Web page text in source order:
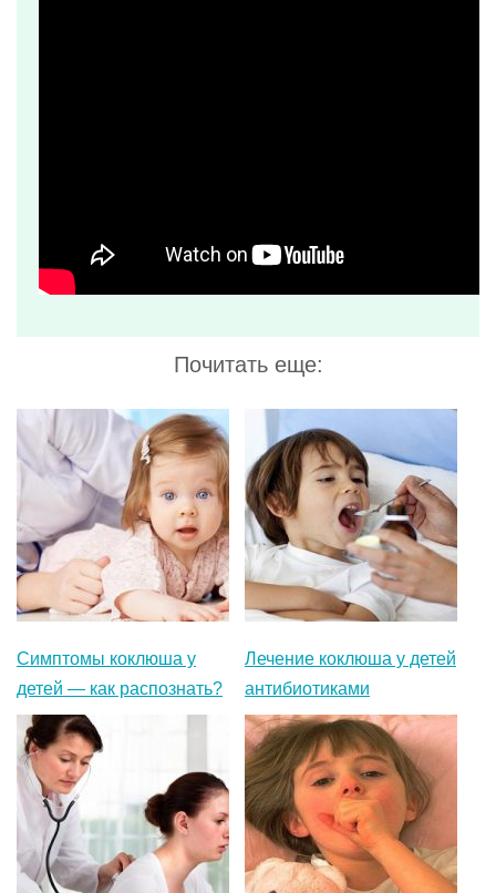
Симптомы коклюша у
детей — как распознать?
Лечение коклюша у детей
антибиотиками